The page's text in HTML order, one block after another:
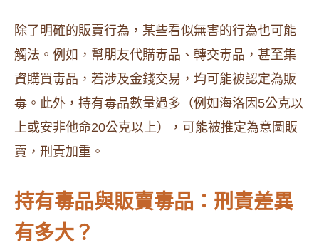
除了明確的販賣行為，某些看似無害的行為也可能
觸法。例如，幫朋友代購毒品、轉交毒品，甚至集
資購買毒品，若涉及金錢交易，均可能被認定為販
毒。此外，持有毒品數量過多（例如海洛因5公克以
上或安非他命20公克以上），可能被推定為意圖販
賣，刑責加重。
持有毒品與販賣毒品：刑責差異
有多大？